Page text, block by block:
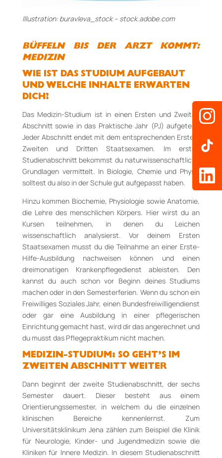
Illustration: buravleva_stock – stock.adobe.com
BÜFFELN BIS DER ARZT KOMMT:
MEDIZIN
WIE IST DAS STUDIUM AUFGEBAUT
UND WELCHE INHALTE ERWARTEN
DICH?
Das Medizin-Studium ist in einen Ersten und Zweiten
Abschnitt sowie in das Praktische Jahr (PJ) aufgeteilt.
Jeder Abschnitt endet mit dem entsprechenden Ersten,
Zweiten und Dritten Staatsexamen. Im ersten
Studienabschnitt bekommst du naturwissenschaftliche
Grundlagen vermittelt. In Biologie, Chemie und Physik
solltest du also in der Schule gut aufgepasst haben.
Hinzu kommen Biochemie, Physiologie sowie Anatomie,
die Lehre des menschlichen Körpers. Hier wirst du an
Kursen teilnehmen, in denen du Leichen
wissenschaftlich analysierst. Vor deinem Ersten
Staatsexamen musst du die Teilnahme an einer Erste-
Hilfe-Ausbildung nachweisen können und einen
dreimonatigen Krankenpflegedienst ableisten. Den
kannst du auch schon vor Beginn deines Studiums
machen oder in den Semesterferien. Wenn du schon ein
Freiwilliges Soziales Jahr, einen Bundesfreiwilligendienst
oder gar eine Ausbildung in einer pflegerischen
Einrichtung gemacht hast, wird dir das angerechnet und
du musst das Pflegepraktikum nicht machen.
MEDIZIN-STUDIUM: SO GEHT’S IM
ZWEITEN ABSCHNITT WEITER
Dann beginnt der zweite Studienabschnitt, der sechs
Semester dauert. Dieser besteht aus einem
Orientierungssemester, in welchem du die einzelnen
klinischen Bereiche kennenlernst. Zum
Universitätsklinikum Jena zählen zum Beispiel die Klinik
für Neurologie, Kinder- und Jugendmedizin sowie die
Kliniken für Innere Medizin. In diesem Studienabschnitt